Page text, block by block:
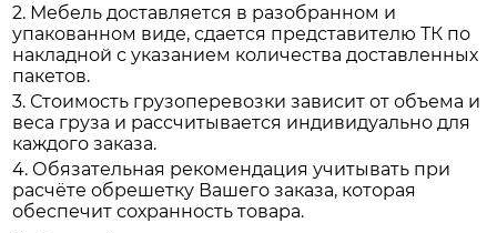
2. Мебель доставляется в разобранном и
упакованном виде, сдается представителю ТК по
накладной с указанием количества доставленных
пакетов.
3. Стоимость грузоперевозки зависит от объема и
веса груза и рассчитывается индивидуально для
каждого заказа.
4. Обязательная рекомендация учитывать при
расчёте обрешетку Вашего заказа, которая
обеспечит сохранность товара.